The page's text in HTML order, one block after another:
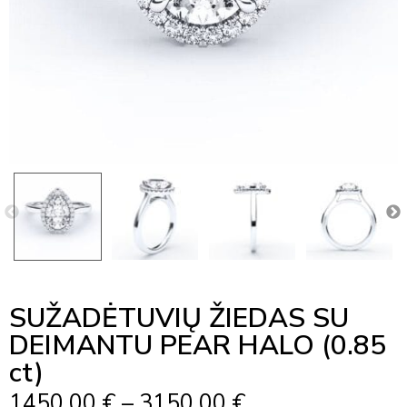
SUŽADĖTUVIŲ ŽIEDAS SU
DEIMANTU PEAR HALO (0.85
ct)